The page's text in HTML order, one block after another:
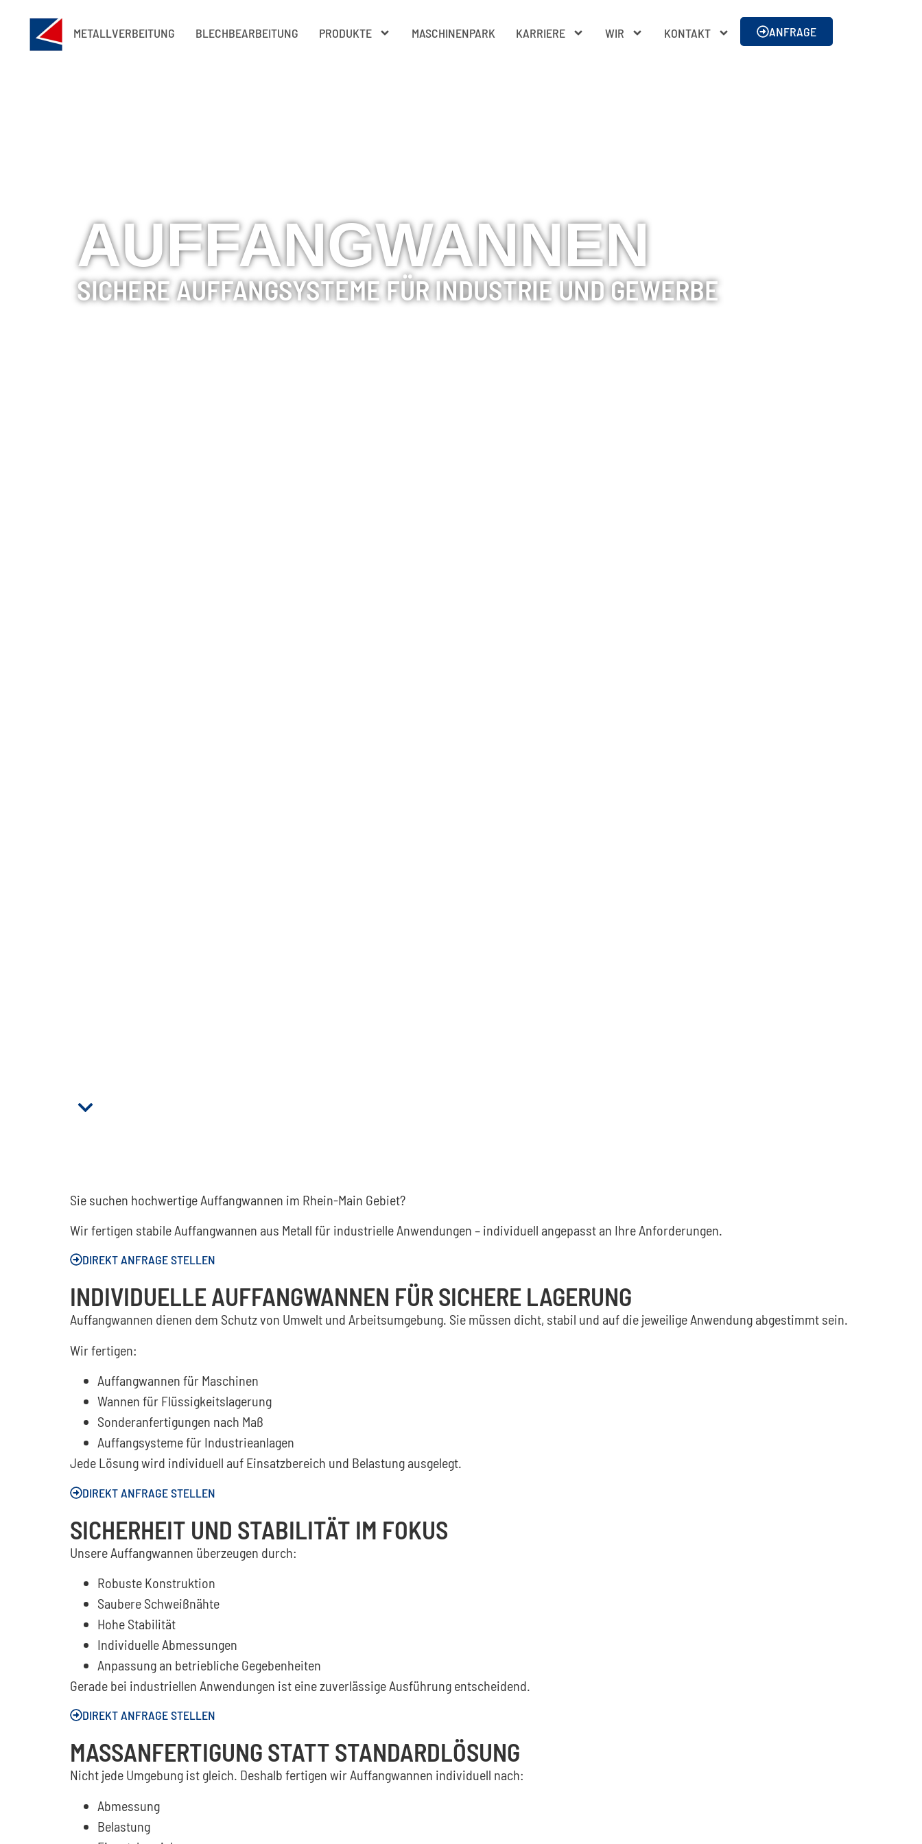
METALLVERBEITUNG BLECHBEARBEITUNG PRODUKTE MASCHINENPARK KARRIERE WIR KONTAKT ANFRAGE
AUFFANGWANNEN
AUFFANGWANNEN
SICHERE AUFFANGSYSTEME FÜR INDUSTRIE UND GEWERBE
Sie suchen hochwertige Auffangwannen im Rhein-Main Gebiet?
Wir fertigen stabile Auffangwannen aus Metall für industrielle Anwendungen – individuell angepasst an Ihre Anforderungen.
DIREKT ANFRAGE STELLEN
INDIVIDUELLE AUFFANGWANNEN FÜR SICHERE LAGERUNG
Auffangwannen dienen dem Schutz von Umwelt und Arbeitsumgebung. Sie müssen dicht, stabil und auf die jeweilige Anwendung abgestimmt sein.
Wir fertigen:
Auffangwannen für Maschinen
Wannen für Flüssigkeitslagerung
Sonderanfertigungen nach Maß
Auffangsysteme für Industrieanlagen
Jede Lösung wird individuell auf Einsatzbereich und Belastung ausgelegt.
DIREKT ANFRAGE STELLEN
SICHERHEIT UND STABILITÄT IM FOKUS
Unsere Auffangwannen überzeugen durch:
Robuste Konstruktion
Saubere Schweißnähte
Hohe Stabilität
Individuelle Abmessungen
Anpassung an betriebliche Gegebenheiten
Gerade bei industriellen Anwendungen ist eine zuverlässige Ausführung entscheidend.
DIREKT ANFRAGE STELLEN
MASSANFERTIGUNG STATT STANDARDLÖSUNG
Nicht jede Umgebung ist gleich. Deshalb fertigen wir Auffangwannen individuell nach:
Abmessung
Belastung